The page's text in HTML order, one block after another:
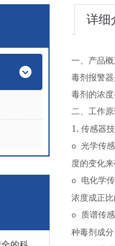
详细
一、产品
毒剂报警
毒剂的浓
二、工作
1. 传感器
o 光学传
度的变化
o 电化学
浓度成正
o 质谱传
种毒剂成